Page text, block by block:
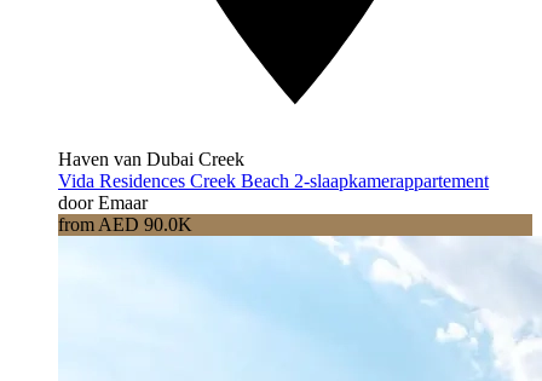
Haven van Dubai Creek
Vida Residences Creek Beach 2-slaapkamerappartement
door Emaar
from AED 90.0K